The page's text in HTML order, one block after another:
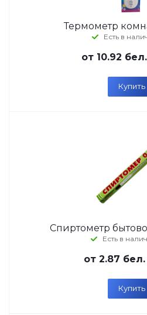
Термометр
Есть в
от 10.92
Купить
Спиртометр
Есть в
от 2.87 бел.
Купить